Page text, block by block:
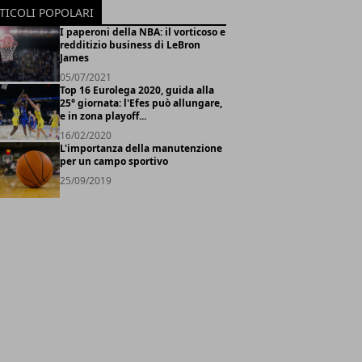
POPOLARI
I paperoni della NBA: il vorticoso e
redditizio business di LeBron
James
05/07/2021
Top 16 Eurolega 2020, guida alla
25° giornata: l'Efes può allungare,
e in zona playoff...
16/02/2020
L'importanza della manutenzione
per un campo sportivo
25/09/2019